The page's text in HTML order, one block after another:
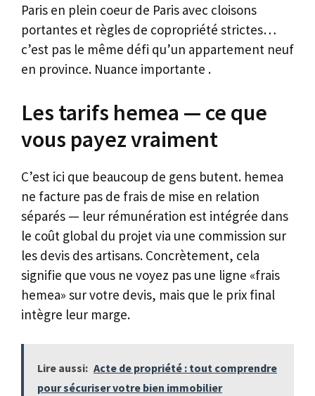
Paris en plein coeur de Paris avec cloisons
portantes et règles de copropriété strictes…
c’est pas le même défi qu’un appartement neuf
en province. Nuance importante .
Les tarifs hemea — ce que
vous payez vraiment
C’est ici que beaucoup de gens butent. hemea
ne facture pas de frais de mise en relation
séparés — leur rémunération est intégrée dans
le coût global du projet via une commission sur
les devis des artisans. Concrètement, cela
signifie que vous ne voyez pas une ligne «frais
hemea» sur votre devis, mais que le prix final
intègre leur marge.
Lire aussi: Acte de propriété : tout comprendre
pour sécuriser votre bien immobilier